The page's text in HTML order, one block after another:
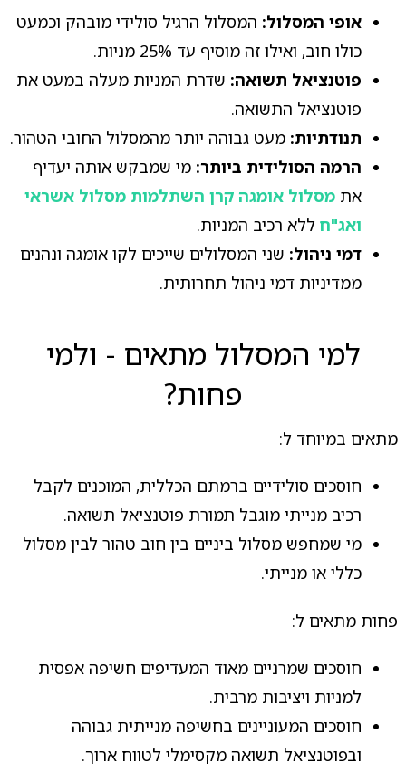
אופי המסלול: המסלול הרגיל סולידי מובהק וכמעט
כולו חוב, ואילו זה מוסיף עד 25% מניות.
פוטנציאל תשואה: שדרת המניות מעלה במעט את
פוטנציאל התשואה.
תנודתיות: מעט גבוהה יותר מהמסלול החובי הטהור.
הרמה הסולידית ביותר: מי שמבקש אותה יעדיף
את מסלול אומגה קרן השתלמות מסלול אשראי
ואג"חללא רכיב המניות.
דמי ניהול: שני המסלולים שייכים לקו אומגה ונהנים
ממדיניות דמי ניהול תחרותית.
למי המסלול מתאים - ולמי
פחות?
מתאים במיוחד ל:
חוסכים סולידיים ברמתם הכללית, המוכנים לקבל
רכיב מנייתי מוגבל תמורת פוטנציאל תשואה.
מי שמחפש מסלול ביניים בין חוב טהור לבין מסלול
כללי או מנייתי.
פחות מתאים ל:
חוסכים שמרניים מאוד המעדיפים חשיפה אפסית
למניות ויציבות מרבית.
חוסכים המעוניינים בחשיפה מנייתית גבוהה
ובפוטנציאל תשואה מקסימלי לטווח ארוך.